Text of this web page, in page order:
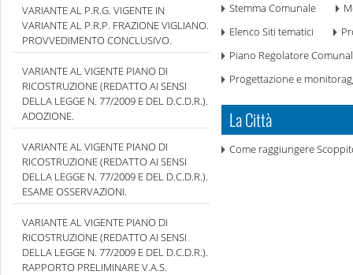
VARIANTE AL P.R.G. VIGENTE IN
VARIANTE AL P.R.P. FRAZIONE VIGLIANO.
PROVVEDIMENTO CONCLUSIVO.
VARIANTE AL VIGENTE PIANO DI
RICOSTRUZIONE (REDATTO AI SENSI
DELLA LEGGE N. 77/2009 E DEL D.C.D.R.).
ADOZIONE.
VARIANTE AL VIGENTE PIANO DI
RICOSTRUZIONE (REDATTO AI SENSI
DELLA LEGGE N. 77/2009 E DEL D.C.D.R.).
ESAME OSSERVAZIONI.
VARIANTE AL VIGENTE PIANO DI
RICOSTRUZIONE (REDATTO AI SENSI
DELLA LEGGE N. 77/2009 E DEL D.C.D.R.).
RAPPORTO PRELIMINARE V.A.S.
Stemma Comunale
Elenco Siti tematici
Piano Regolatore
Progettazione e
La Città
Come raggiungere